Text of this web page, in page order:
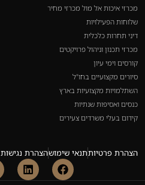
מכרזי איכות אל מול מכרזי מחיר
שלוחות הפעילויות
דיני תחרות כלכלית
מכרזי תכנון וניהול פרויקטים
קורסים וימי עיון
סיורים מקצועיים בחו"ל
השתלמויות מקצועיות בארץ
כנסים ואסיפות שנתיות
קידום בעלי משרדים צעירים
הצהרת פרטיותתנאי שימושהצהרת נגישות